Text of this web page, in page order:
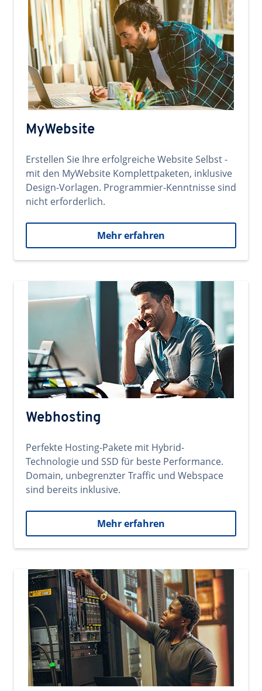
MyWebsite
Erstellen Sie Ihre erfolgreiche Website Selbst -
mit den MyWebsite Komplettpaketen, inklusive
Design-Vorlagen. Programmier-Kenntnisse sind
nicht erforderlich.
Mehr erfahren
Webhosting
Perfekte Hosting-Pakete mit Hybrid-
Technologie und SSD für beste Performance.
Domain, unbegrenzter Traffic und Webspace
sind bereits inklusive.
Mehr erfahren